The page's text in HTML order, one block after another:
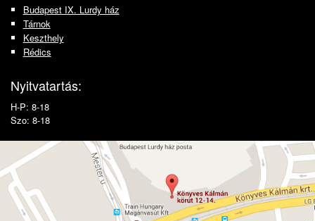
Budapest IX. Lurdy ház
Tárnok
Keszthely
Rédics
Nyitvatartás:
H-P: 8-18
Szo: 8-18